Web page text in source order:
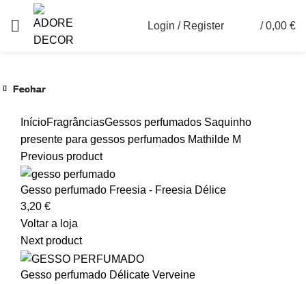
Login / Register / 0,00 €
InícioFragrânciasGessos perfumados Saquinho
presente para gessos perfumados Mathilde M
Previous product
Gesso perfumado Freesia - Freesia Délice
3,20 €
Voltar a loja
Next product
Gesso perfumado Délicate Verveine
Fechar
Fechar
Fechar
Fechar
Fechar
Fechar